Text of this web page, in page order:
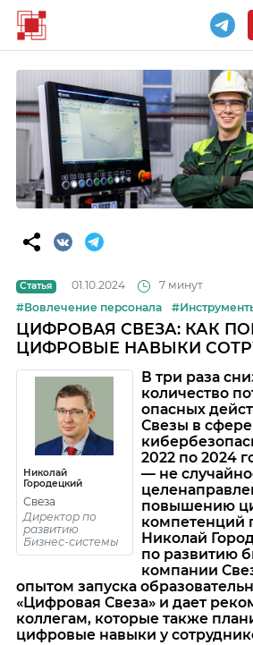
Статья 01.10.2024
7 минут
#Вовлечение персонала
ЦИФРОВАЯ СВЕЗА: КАК
ЦИФРОВЫЕ НАВЫКИ
Николай
Городецкий
Свеза
Директор по
развитию
Бизнес-системы
В три раза
количество
опасных
Свезы в сфере
2022 по 2024
— не
повышению
компетенций
Николай
по развитию
компании
опытом запуска
«Цифровая Свеза» и дает
коллегам, которые также
цифровые навыки у